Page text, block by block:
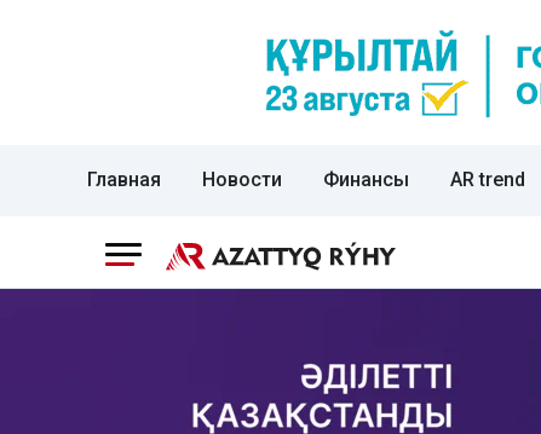
Главная Новости Финансы AR trend